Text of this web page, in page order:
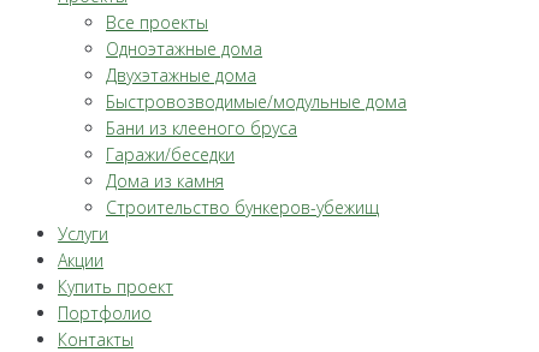
Все проекты
Одноэтажные дома
Двухэтажные дома
Быстровозводимые/модульные дома
Бани из клееного бруса
Гаражи/беседки
Дома из камня
Строительство бункеров-убежищ
Услуги
Акции
Купить проект
Портфолио
Контакты